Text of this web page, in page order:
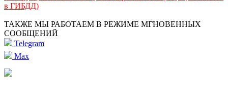
в ГИБДД)
ТАКЖЕ МЫ РАБОТАЕМ В РЕЖИМЕ МГНОВЕННЫХ
СООБЩЕНИЙ
Telegram
Max